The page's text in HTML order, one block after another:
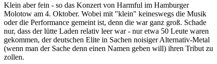
Klein aber fein - so das Konzert von Harmful im Hamburger
Molotow am 4. Oktober. Wobei mit "klein" keineswegs die Musik
oder die Performance gemeint ist, denn die war ganz groß. Schade
nur, dass der lütte Laden relativ leer war - nur etwa 50 Leute waren
gekommen, der deutschen Elite in Sachen noisiger Alternativ-Metal
(wenn man der Sache denn einen Namen geben will) ihren Tribut zu
zollen.